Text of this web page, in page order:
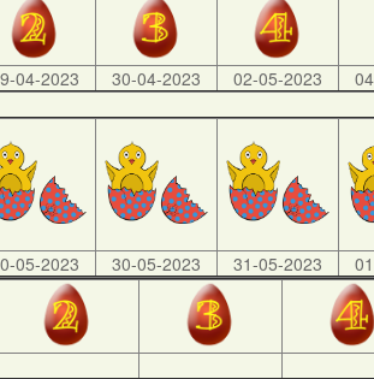
04-2023 30-04-2023 02-05-2023
05-2023 30-05-2023 31-05-2023